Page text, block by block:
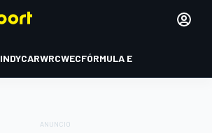
INDYCARWRCWECFÓRMULA E